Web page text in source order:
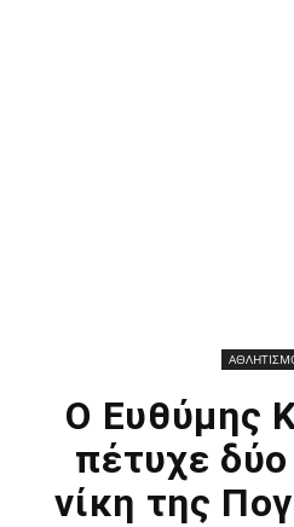
O Eυθύμης
πέτυχε
νίκη της